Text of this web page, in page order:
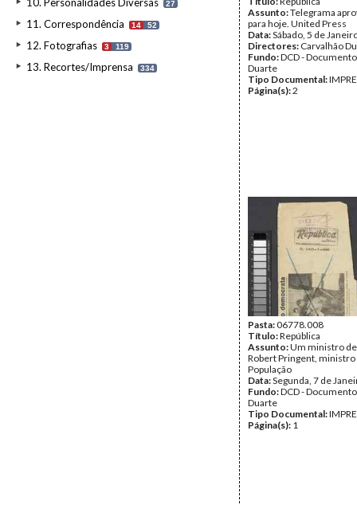
27
11. Correspondência 14 52
12. Fotografias 3 119
13. Recortes/Imprensa 334
Assunto:Telegrama
para hoje. United Press
Data:Sábado, 5 de
Directores: Carvalhão
Fundo:DCD -
Duarte
Tipo Documental:
Página(s):2
Pasta:06778.008
Título:República
Assunto:Um ministro
Robert Pringent, ministro
População
Data:Segunda, 7 de
Fundo:DCD -
Duarte
Tipo Documental:
Página(s): 1